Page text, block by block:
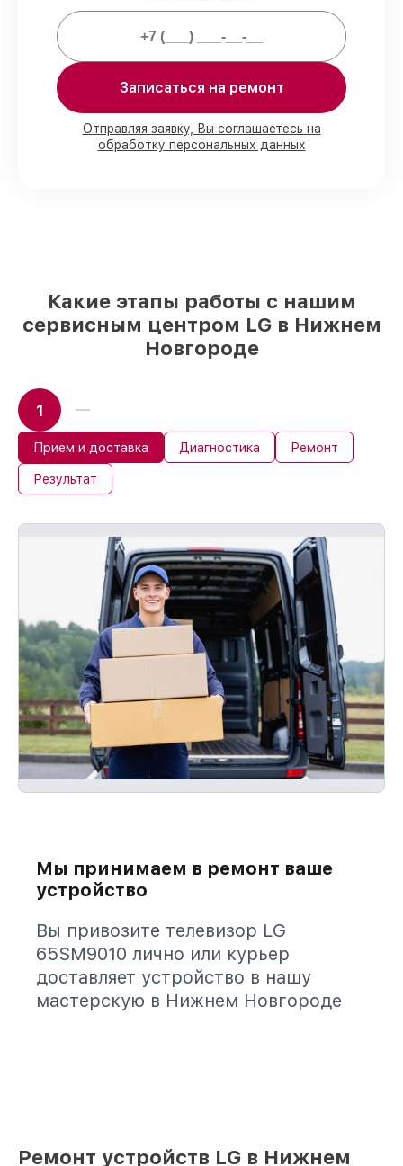
Мы гарантируем:
работ выполняем в вашем
присутствии
90%деталей LG готовы к установке в
Нижнем Новгороде, остальные
Записаться на ремонт
Отправляя заявку, Вы соглашаетесь на
обработку персональных данных
Какие этапы работы с нашим
сервисным центром LG в Нижнем
Новгороде
1
Прием и доставка Диагностика Ремонт
Результат
Мы принимаем в ремонт ваше
устройство
Вы привозите телевизор LG
65SM9010 лично или курьер
доставляет устройство в нашу
мастерскую в Нижнем Новгороде
Ремонт устройств LG в Нижнем